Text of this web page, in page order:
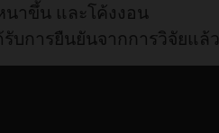
าขึ้น และโค้งงอน
บการยืนยันจากการวิจัยแล้ว